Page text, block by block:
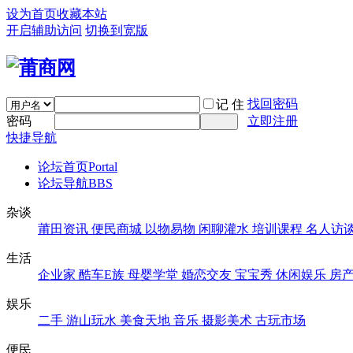
设为首页收藏本站
开启辅助访问 切换到宽版
记 住 找回密码
密码
立即注册
快捷导航
论坛首页Portal
论坛导航BBS
杂谈
莆田资讯 便民商城 以物易物 闲聊灌水 培训课程 名人访
生活
企业家 酷车E族 母婴学堂 婚恋交友 宝宝秀 休闲娱乐 房
娱乐
二手 游山玩水 美食天地 音乐 摄影美术 古玩市场
便民